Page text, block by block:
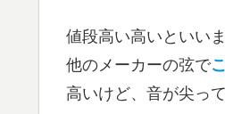
値段高い高いといいま
他のメーカーの弦で
高いけど、音が尖っ